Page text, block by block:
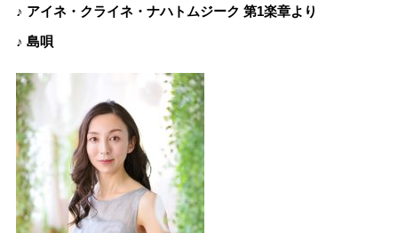
♪ アイネ・クライネ・ナハトムジーク 第1楽章より
♪ 島唄